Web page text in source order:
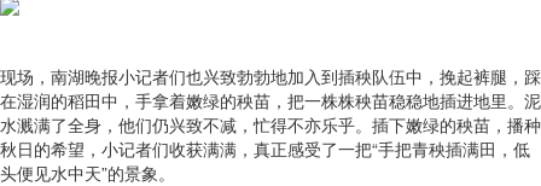
现场，南湖晚报小记者们也兴致勃勃地加入到插秧队伍中，挽起裤腿，踩
在湿润的稻田中，手拿着嫩绿的秧苗，把一株株秧苗稳稳地插进地里。泥
水溅满了全身，他们仍兴致不减，忙得不亦乐乎。插下嫩绿的秧苗，播种
秋日的希望，小记者们收获满满，真正感受了一把“手把青秧插满田，低
头便见水中天”的景象。